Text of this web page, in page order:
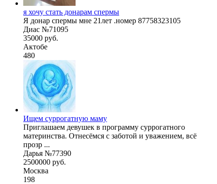
я хочу стать донарам спермы
Я донар спермы мне 21лет .номер 87758323105
Диас №71095
35000 руб.
Актобе
480
Ищем суррогатную маму
Приглашаем девушек в программу суррогатного
материнства. Отнесёмся с заботой и уважением, всё
прозр ...
Дарья №77390
2500000 руб.
Москва
198